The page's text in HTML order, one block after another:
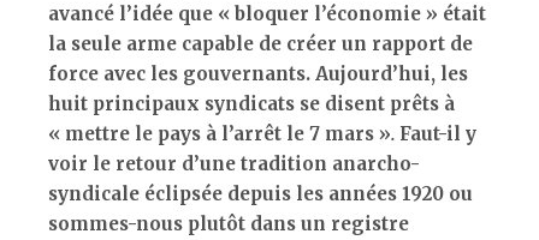
avancé l’idée que « bloquer l’économie » était
la seule arme capable de créer un rapport de
force avec les gouvernants. Aujourd’hui, les
huit principaux syndicats se disent prêts à
« mettre le pays à l’arrêt le 7 mars ». Faut-il y
voir le retour d’une tradition anarcho-
syndicale éclipsée depuis les années 1920 ou
sommes-nous plutôt dans un registre